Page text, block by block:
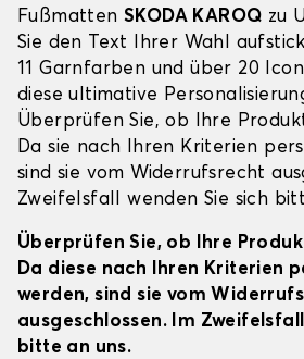
FußmattenSKODA KAROQ zu
Sie den Text Ihrer Wahl
11 Garnfarben und über 20
diese ultimative
Überprüfen Sie, ob Ihre
Da sie nach Ihren Kriterien
sind sie vom Widerrufsrecht
Zweifelsfall wenden Sie sich
Überprüfen Sie, ob Ihre
Da diese nach Ihren Kriterien
werden, sind sie vom
ausgeschlossen. Im
bitte an uns.